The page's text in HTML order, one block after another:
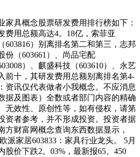
具概念股票研发费用排行榜如下：
费用总额高达4。18亿，索菲亚
603816）别离排名第二和第三，志邦
份（603661）、尚品宅配
）、麒盛科技（603610）、永艺
前十，其研发费用总额别离排名第4-
资讯仅代表做者小我概念。不应消息
据及图表）全数或者部门内容的精确
无效性、原创性等，如有侵权，请第
资者参考，并不形成投资。投资者据
方财富网概念查询东西数据显示，
派家居603833：家具行业龙头。 5月
股价下跌2。03%，最新报65。450